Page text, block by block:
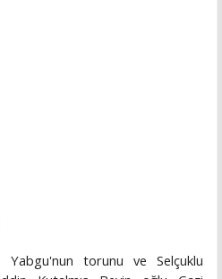
Yabgu'nun torunu ve Selçuklu